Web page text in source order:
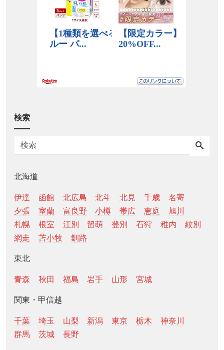
検索
北海道
伊達 函館 北広島 北斗 北見 千歳
名寄
夕張
室蘭 富良野 小樽 帯広 恵庭
旭川
札幌
根室 江別 留萌 登別 石狩 稚内
紋別
網走
苫小牧 釧路
東北
青森 秋田 福島 岩手 山形 宮城
関東・甲信越
千葉 埼玉 山梨 新潟 東京 栃木
神奈川
群馬
茨城 長野